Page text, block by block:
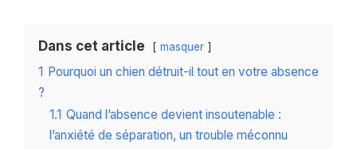
Dans cet article masquer
1 Pourquoi un chien détruit-il tout en votre absence
?
1.1 Quand l’absence devient insoutenable :
l’anxiété de séparation, un trouble méconnu